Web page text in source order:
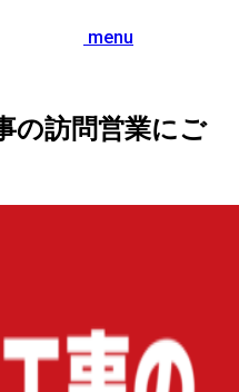
menu
の訪問営業にご